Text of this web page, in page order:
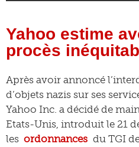
Yahoo estime
procès
Après avoir annoncé
d’objets nazis sur ses
Yahoo Inc. a décidé de
Etats-Unis, introduit le 21
les ordonnances du TGI